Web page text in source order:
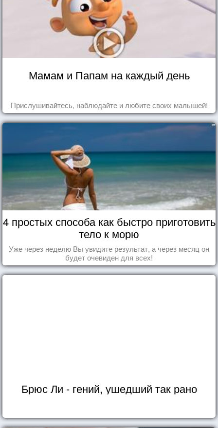
Мамам и Папам на каждый день
Прислушивайтесь, наблюдайте и любите своих малышей!
4 простых способа как быстро приготовить
тело к морю
Уже через неделю Вы увидите результат, а через месяц он
будет очевиден для всех!
Брюс Ли - гений, ушедший так рано